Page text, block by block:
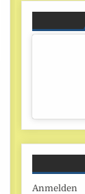
Anmelden